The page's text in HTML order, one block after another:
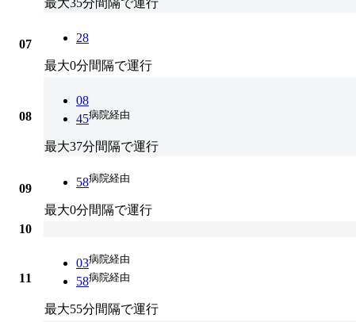
07 28
最大0分間隔で運行
08
08
45病院経由
最大37分間隔で運行
09 58病院経由
最大0分間隔で運行
10
11
03病院経由
58病院経由
最大55分間隔で運行